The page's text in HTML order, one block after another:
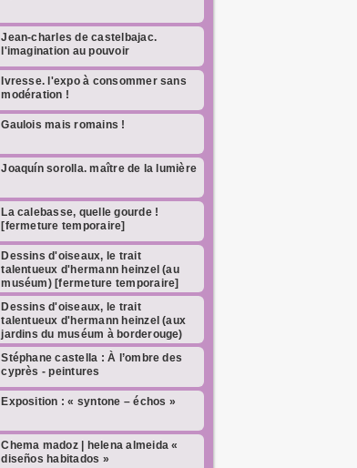
Jean-charles de castelbajac.
l'imagination au pouvoir
Ivresse. l'expo à consommer sans
modération !
Gaulois mais romains !
Joaquín sorolla. maître de la lumière
La calebasse, quelle gourde !
[fermeture temporaire]
Dessins d'oiseaux, le trait
talentueux d'hermann heinzel (au
muséum) [fermeture temporaire]
Dessins d'oiseaux, le trait
talentueux d'hermann heinzel (aux
jardins du muséum à borderouge)
Stéphane castella : À l’ombre des
cyprès - peintures
Exposition : « syntone – échos »
Chema madoz | helena almeida «
diseños habitados »